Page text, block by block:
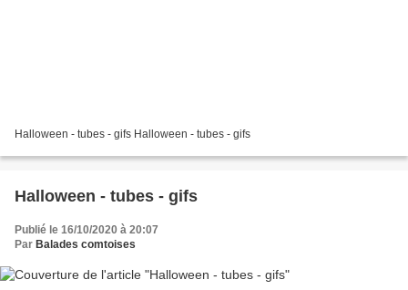
Halloween - tubes - gifs Halloween - tubes - gifs
Halloween - tubes - gifs
Publié le 16/10/2020 à 20:07
Par Balades comtoises